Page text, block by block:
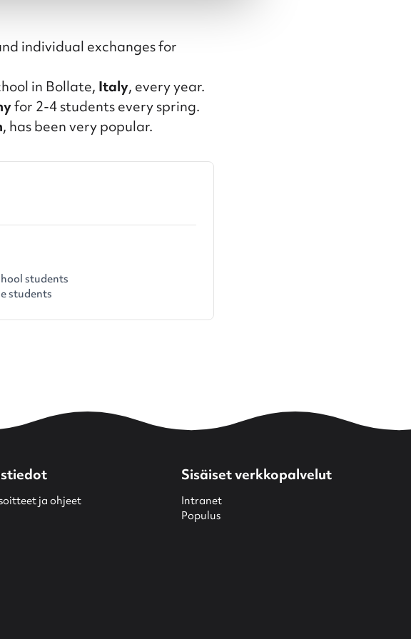
individual exchanges for
in Bollate,Italy, every year.
for 2-4 students every spring.
, has been very popular.
students
students
ja ohjeet
Sisäiset verkkopalvelut
Intranet
Populus